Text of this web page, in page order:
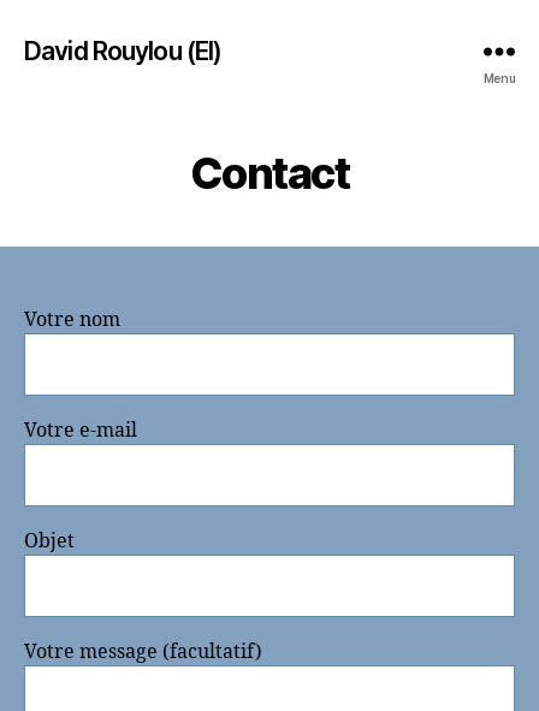
David Rouylou (EI)
Menu
Contact
Votre nom
Votre e-mail
Objet
Votre message (facultatif)